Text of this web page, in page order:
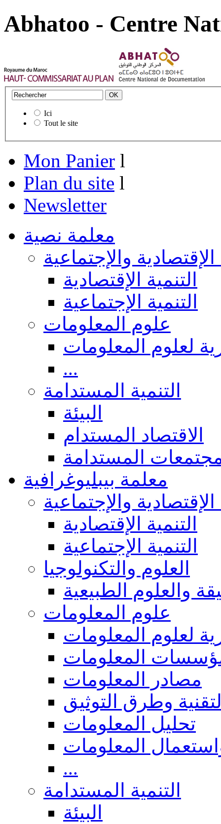
Abhatoo - Centre
Ici
Tout le site
Mon Panier l
Plan du site l
Newsletter
معلمة نصية
الإقتصادية والإجتماعية
التنمية الإقتصادية
التنمية الإجتماعية
علوم المعلومات
لعلوم المعلومات
...
التنمية المستدامة
البيئة
الاقتصاد المستدام
المستدامة
معلمة بيبليوغرافية
الإقتصادية والإجتماعية
التنمية الإقتصادية
التنمية الإجتماعية
العلوم والتكنولوجيا
والعلوم الطبيعية
علوم المعلومات
لعلوم المعلومات
المعلومات
مصادر المعلومات
وطرق التوثيق
تحليل المعلومات
المعلومات
...
التنمية المستدامة
البيئة